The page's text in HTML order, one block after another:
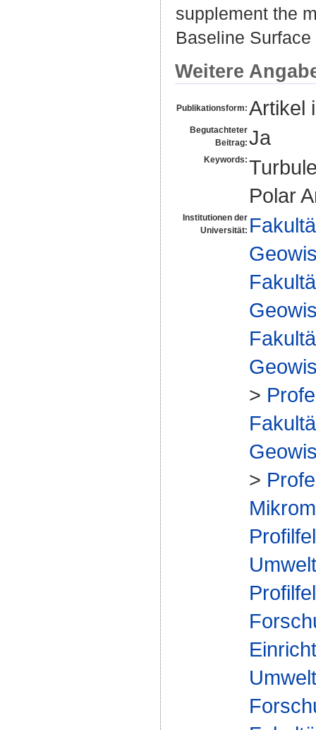
supplement the
Baseline
Weitere
Publikationsform: Artikel
Begutachteter
Beitrag: Ja
Keywords:
Polar
Institutionen der
Universität:
>
>